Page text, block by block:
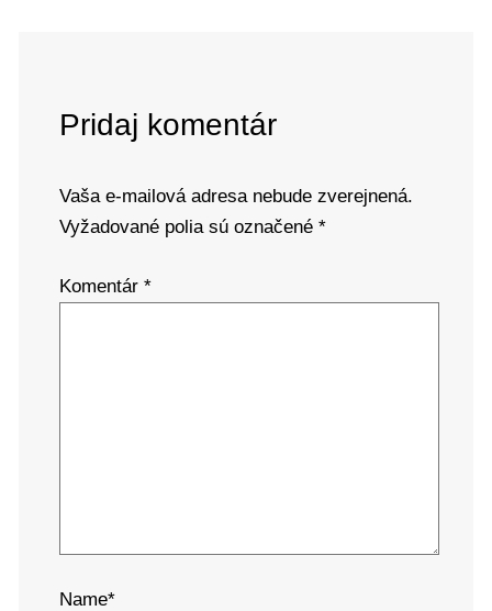
Pridaj komentár
Vaša e-mailová adresa nebude zverejnená.
Vyžadované polia sú označené *
Komentár *
Name*